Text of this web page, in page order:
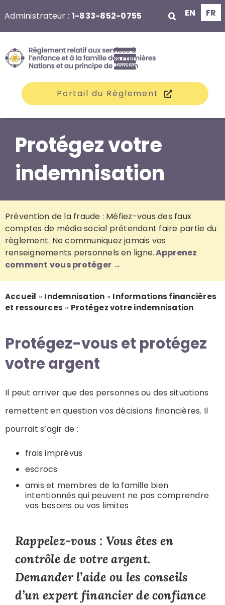
au
contenu
Administrateur : 1-833-852-0755 EN FR
Toggle
Réclamations
Ressources
Nouvelles
Portail du Règlement
Protégez votre
indemnisation
Prévention de la fraude : Méfiez-vous des faux
comptes de média social prétendant faire partie du
règlement. Ne communiquez jamais vos
renseignements personnels en ligne.Apprenez
comment vous protéger →
Accueil » Indemnisation » Informations financières
et ressources » Protégez votre indemnisation
Protégez-vous et protégez
votre argent
Il peut arriver que des personnes ou des situations
remettent en question vos décisions financières. Il
pourrait s’agir de :
frais imprévus
escrocs
amis et membres de la famille bien
intentionnés qui peuvent ne pas comprendre
vos besoins ou vos limites
Rappelez-vous : Vous êtes en
contrôle de votre argent.
Demander l’aide ou les conseils
d’un expert financier de confiance